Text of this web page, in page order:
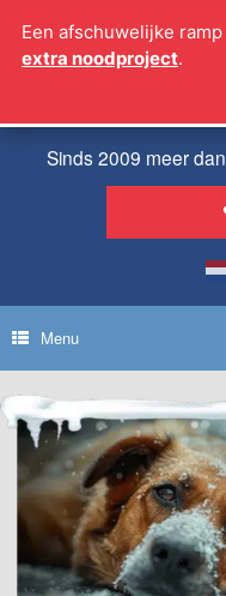
naar
Sinds 2009 meer
Menu
Een afschuwelijke
extra noodproject.